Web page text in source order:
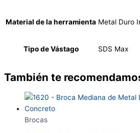
Material de la herramienta Metal Duro
Tipo de Vástago SDS Max
También te
Brocas